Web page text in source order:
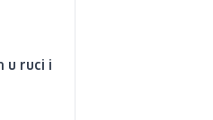
ruci i